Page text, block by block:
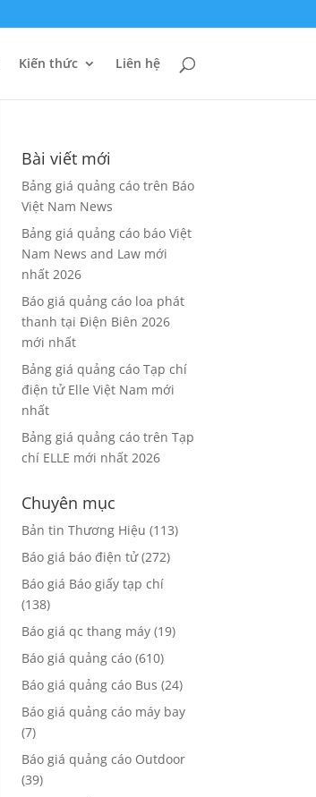
Kiến thức Liên hệ
Bài viết mới
Bảng giá quảng cáo trên Báo
Việt Nam News
Bảng giá quảng cáo báo Việt
Nam News and Law mới
nhất 2026
Báo giá quảng cáo loa phát
thanh tại Điện Biên 2026
mới nhất
Bảng giá quảng cáo Tạp chí
điện tử Elle Việt Nam mới
nhất
Bảng giá quảng cáo trên Tạp
chí ELLE mới nhất 2026
Chuyên mục
Bản tin Thương Hiệu (113)
Báo giá báo điện tử(272)
Báo giá Báo giấy tạp chí
(138)
Báo giá qc thang máy (19)
Báo giá quảng cáo (610)
Báo giá quảng cáo Bus (24)
Báo giá quảng cáo máy bay
(7)
Báo giá quảng cáo Outdoor
(39)